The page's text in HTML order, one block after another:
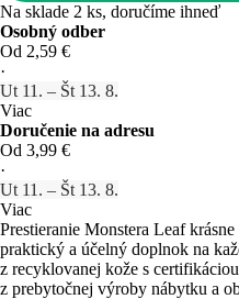
Na sklade 2 ks, doručíme ihneď
Osobný odber
Od 2,59 €
·
Ut 11. – Št 13. 8.
Viac
Doručenie na adresu
Od 3,99 €
·
Ut 11. – Št 13. 8.
Viac
Prestieranie Monstera Leaf
praktický a účelný doplnok na
z recyklovanej kože s
z prebytočnej výroby nábytku a